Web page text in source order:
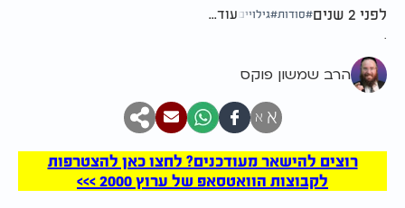
לפני 2 שנים סודות גילוייםעוד...
.
הרב שמשון פוקס
א א
רוצים להישאר מעודכנים? לחצו כאן להצטרפות
לקבוצות הוואטסאפ של ערוץ 2000 >>>